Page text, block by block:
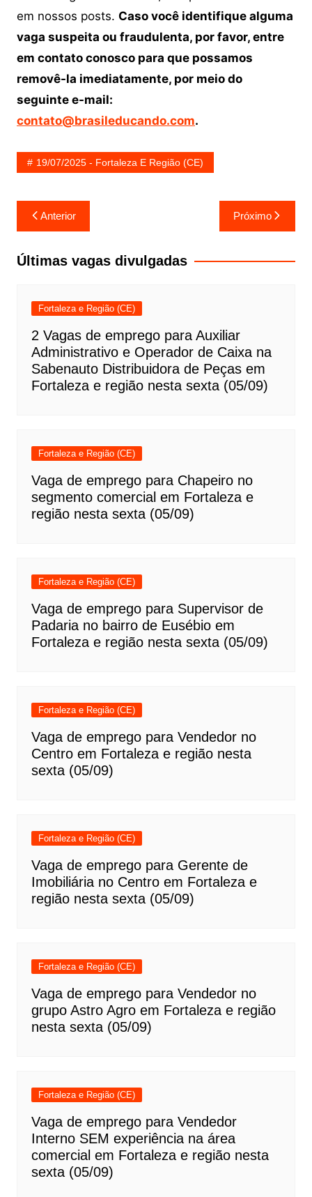
em nossos posts. Caso você identifique alguma
vaga suspeita ou fraudulenta, por favor, entre
em contato conosco para que possamos
removê-la imediatamente, por meio do
seguinte e-mail:
contato@brasileducando.com.
19/07/2025 - Fortaleza E Região (CE)
Navegação
de
Post
Anterior Próximo
Últimas vagas divulgadas
Fortaleza e Região (CE)
2 Vagas de emprego para Auxiliar
Administrativo e Operador de Caixa na
Sabenauto Distribuidora de Peças em
Fortaleza e região nesta sexta (05/09)
Fortaleza e Região (CE)
Vaga de emprego para Chapeiro no
segmento comercial em Fortaleza e
região nesta sexta (05/09)
Fortaleza e Região (CE)
Vaga de emprego para Supervisor de
Padaria no bairro de Eusébio em
Fortaleza e região nesta sexta (05/09)
Fortaleza e Região (CE)
Vaga de emprego para Vendedor no
Centro em Fortaleza e região nesta
sexta (05/09)
Fortaleza e Região (CE)
Vaga de emprego para Gerente de
Imobiliária no Centro em Fortaleza e
região nesta sexta (05/09)
Fortaleza e Região (CE)
Vaga de emprego para Vendedor no
grupo Astro Agro em Fortaleza e região
nesta sexta (05/09)
Fortaleza e Região (CE)
Vaga de emprego para Vendedor
Interno SEM experiência na área
comercial em Fortaleza e região nesta
sexta (05/09)